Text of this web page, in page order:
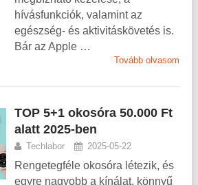
hívásfunkciók, valamint az
egészség- és aktivitáskövetés is.
Bár az Apple …
Tovább olvasom
TOP 5+1 okosóra 50.000 Ft
alatt 2025-ben
Techlabor 2025-05-22
Rengetegféle okosóra létezik, és
egyre nagyobb a kínálat, könnyű